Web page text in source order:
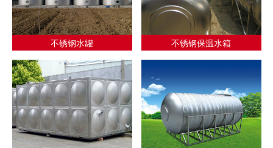
不锈钢水罐 不锈钢保温水箱